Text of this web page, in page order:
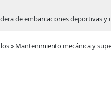
de embarcaciones deportivas y
» Mantenimiento mecánica y